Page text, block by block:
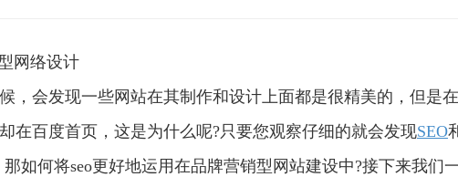
网络设计
，会发现一些网站在其制作和设计上面都是很精美的，但是
在百度首页，这是为什么呢?只要您观察仔细的就会发现SEO
如何将seo更好地运用在品牌营销型网站建设中?接下来我们